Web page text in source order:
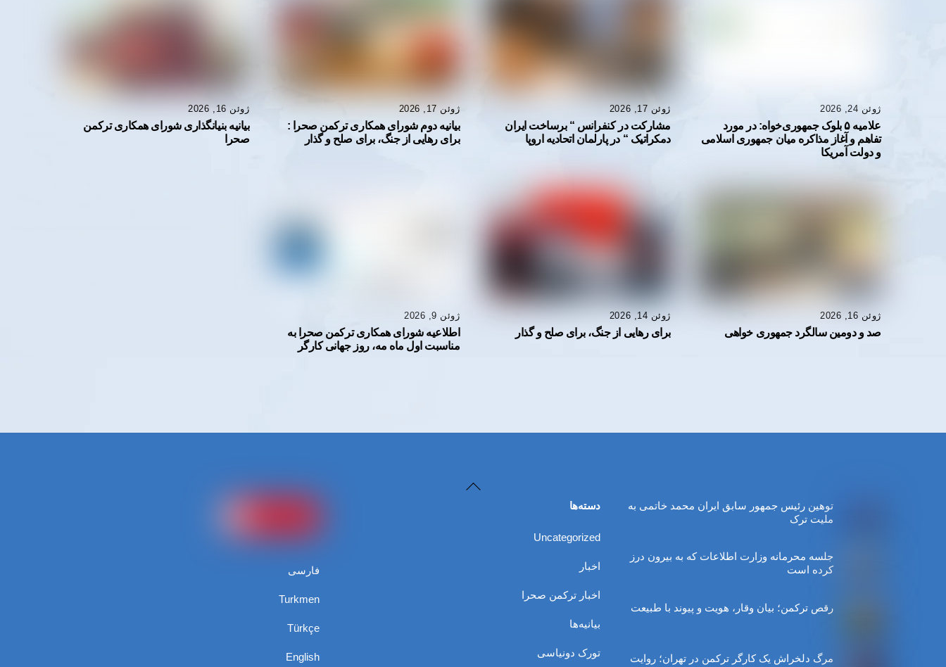
ژوئن 24, 2026
علاميه ۵ بلوک جمهوری خواه: در مورد
تفاهم و آغاز مذاکره میان جمهوری اسلامی
و دولت آمریکا
ژوئن 17, 2026
مشارکت در کنفرانس “ برساخت ایران
دمکراتیک “ در پارلمان اتحادیه اروپا
ژوئن 17, 2026
بیانیه دوم شورای همکاری ترکمن صحرا :
برای رهایی از جنگ، برای صلح و گذار
ژوئن 16, 2026
بیانیه بنیانگذاری شورای همكارى تركمن
صحرا
ژوئن 16, 2026
صد و دومین سالگرد جمهوری خواهی
ژوئن 14, 2026
برای رهایی از جنگ، برای صلح و گذار
ژوئن 9, 2026
اطلاعیه شورای همکاری ترکمن صحرا به
مناسبت اول ماه مه، روز جهانی کارگر
Back
توهین رئیس جمهور سابق ایران محمد خاتمی به
ملیت ترک
جلسه محرمانه وزارت اطلاعات که به بیرون درز
کرده است
رقص ترکمن؛ بیان وقار، هویت و پیوند با طبیعت
مرگ دلخراش یک کارگر ترکمن در تهران؛ روایت
دسته‌ها
Uncategorized
اخبار
اخبار ترکمن صحرا
بیانیه‌ها
تورک دونیاسی
فارسی
Turkmen
Türkçe
English